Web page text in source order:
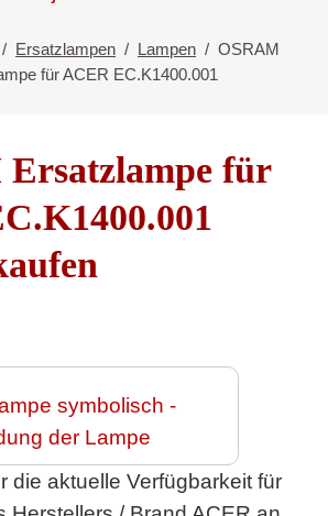
Ersatzlampen Lampen
OSRAM
für ACER EC.K1400.001
für
die aktuelle Verfügbarkeit für